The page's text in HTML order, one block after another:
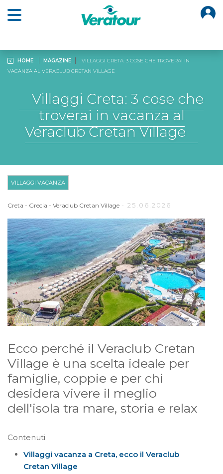
HOME MAGAZINE
VILLAGGI CRETA: 3 COSE CHE TROVERAI IN
VACANZA AL VERACLUB CRETAN VILLAGE
Villaggi Creta: 3 cose che
troverai in vacanza al
Veraclub Cretan Village
VILLAGGI VACANZA
Creta - Grecia - Veraclub Cretan Village - 25.06.2026
Ecco perché il Veraclub Cretan
Village è una scelta ideale per
famiglie, coppie e per chi
desidera vivere il meglio
dell'isola tra mare, storia e relax
Contenuti
Villaggi vacanza a Creta, ecco il Veraclub
Cretan Village